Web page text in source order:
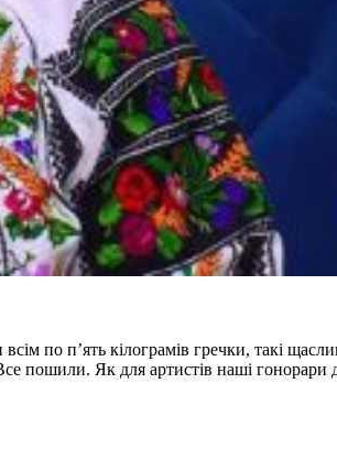
по п’ять кілограмів гречки, такі
пошили. Як для артистів наші гонорари